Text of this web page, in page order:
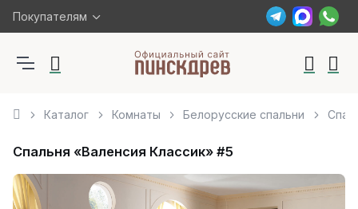
Покупателям
Каталог Комнаты Белорусские спальни
Спальня «Валенсия Классик» #5